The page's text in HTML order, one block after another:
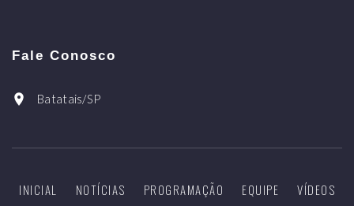
Fale Conosco
Batatais/SP
INICIAL NOTÍCIAS PROGRAMAÇÃO EQUIPE
VÍDEOS